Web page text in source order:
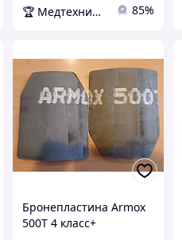
🏆 Медтехника — 20 лет надежности 85%
Бронепластина Armox
500Т 4 класс+